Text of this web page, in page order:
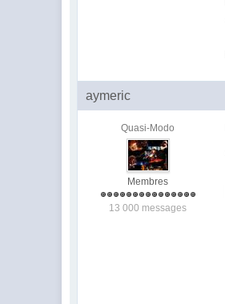
aymeric
Quasi-Modo
Membres
13 000 messages